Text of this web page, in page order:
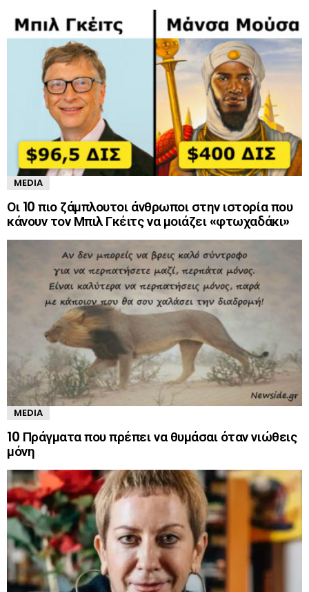
MEDIA
Οι 10 πιο ζάμπλουτοι άνθρωποι στην ιστορία που
κάνουν τον Μπιλ Γκέιτς να μοιάζει «φτωχαδάκι»
MEDIA
10 Πράγματα που πρέπει να θυμάσαι όταν νιώθεις
μόνη